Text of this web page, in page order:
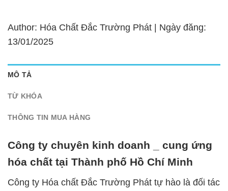
Author: Hóa Chất Đắc Trường Phát | Ngày đăng:
13/01/2025
MÔ TẢ
TỪ KHÓA
THÔNG TIN MUA HÀNG
Công ty chuyên kinh doanh _ cung ứng
hóa chất tại Thành phố Hồ Chí Minh
Công ty Hóa chất Đắc Trường Phát tự hào là đối tác